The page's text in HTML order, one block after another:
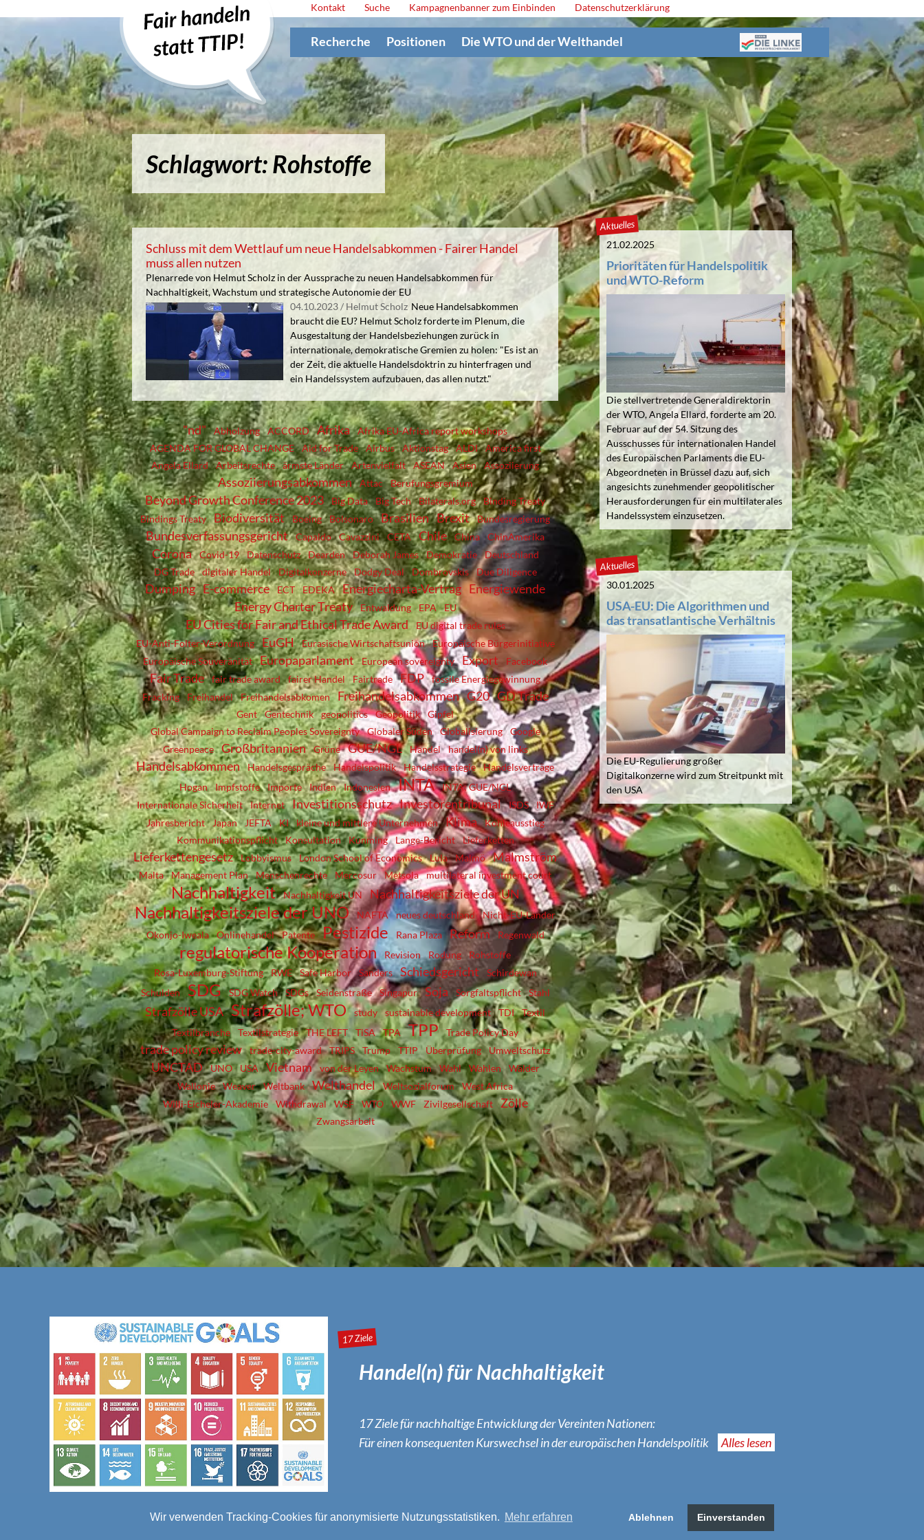
Wir verwenden Tracking-Cookies für anonymisierte Nutzungsstatistiken. Mehr erfahren Ablehnen Einverstanden
Recherche Positionen Die WTO und der Welthandel
Kontakt Suche Kampagnenbanner zum Einbinden Datenschutzerklärung
Schlagwort: Rohstoffe
Schluss mit dem Wettlauf um neue Handelsabkommen - Fairer Handel
muss allen nutzen
Plenarrede von Helmut Scholz in der Aussprache zu neuen Handelsabkommen für
Nachhaltigkeit, Wachstum und strategische Autonomie der EU
04.10.2023
Helmut Scholz Neue Handelsabkommen
braucht die EU? Helmut Scholz forderte im Plenum, die
Ausgestaltung der Handelsbeziehungen zurück in
internationale, demokratische Gremien zu holen: "Es ist an
der Zeit, die aktuelle Handelsdoktrin zu hinterfragen und
ein Handelssystem aufzubauen, das allen nutzt."
"nd" Abholzung ACCORD Afrika
Afrika EU-Africa report workshops
AGENDA FOR GLOBAL CHANGE
Aid for Trade Airbus Aktionstag ALDI
America first
Angela Ellard
Arbeitsrechte ärmste Länder Artenvielfalt ASEAN Asien Assoziierung
Assoziierungsabkommen Attac Berufungsgremium
Beyond Growth Conference 2023 Big Data Big Tech Bilaterals.org
Binding Treaty
Bindings Treaty
Biodiversität Boeing Bolsonaro Brasilien Brexit Bundesregierung
Bundesverfassungsgericht Capaldo Cavazzini CETA Chile China ChinAmerika
Corona Covid-19 Datenschutz Dearden Deborah James Demokratie
Deutschland
DG Trade
digitaler Handel Digitalkonzerne Dodgy Deal Dombrovskis Due Diligence
Dumping E-commerce ECT EDEKA Energiecharta-Vertrag Energiewende
Energy Charter Treaty
Entwaldung EPA EU
EU Cities for Fair and Ethical Trade Award
EU digital trade rules
EU-Anti-Folter-Verordnung
EuGH Eurasische Wirtschaftsunion
Europäische Bürgerinitiative
Europäische Souveränität
Europaparlament European sovereignty Export Facebook
Fair Trade fair trade award fairer Handel Fairtrade FDP
fossile Energiegewinnung
Fracking
Freihandel Freihandelsabkomen Freihandelsabkommen G20 GD Trade
Gent Gentechnik geopolitics Geopolitik
Gipfel
Global Campaign to Reclaim Peoples Sovereignty
Globaler Süden Globalisierung
Google
Greenpeace
Großbritannien Grüne GUE/NGL Handel handel(n) von links
Handelsabkommen Handelsgespräche Handelspolitik Handelsstrategie
Handelsverträge
Hogan
Impfstoffe Importe Indien Indonesien INTA
INTA; GUE/NGL
Internationale Sicherheit
Internet Investitionsschutz Investorentribunal ISDS
IWF
Jahresbericht
Japan JEFTA KI kleine und mittlere Unternehmen Klima
Kohleausstieg
Kommunikationspflicht
Konsultation Kunming Lange-Bericht Lieferketten
Lieferkettengesetz Lobbyismus London School of Economics Lula Malmö Malmström
Malta Management Plan Menschenrechte Mercosur Metsola multilateral investment court
Nachhaltigkeit Nachhaltigkeit UN Nachhaltigkeitsziele der UN
Nachhaltigkeitsziele der UNO NAFTA neues deutschland
Nicht-EU-Länder
Okonjo-Iweala
Onlinehandel Patente Pestizide Rana Plaza Reform Regenwald
regulatorische Kooperation Revision Rodung
Rohstoffe
Rosa-Luxemburg-Stiftung
RWE Safe Harbor Sanders Schiedsgericht
Schirdewan
Schulden
SDG SDG Watch SDGs Seidenstraße Singapur Soja Sorgfaltspflicht Stahl
Strafzölle USA Strafzölle; WTO study sustainable development TDI
Textil
Textilbranche
Textilstrategie THE LEFT TiSA TPA TPP Trade Policy Day
trade policy review trade-city-award TRIPS Trump TTIP Überprüfung Umweltschutz
UNCTAD UNO USA Vietnam von der Leyen Wachstum Wahl Wahlen
Wälder
Wallonie
Weaver Weltbank Welthandel Weltsozialforum
West Africa
Willi-Eicheler-Akademie
Withdrawal WSF WTO WWF Zivilgesellschaft Zölle
Zwangsarbeit
Aktuelles
21.02.2025
Prioritäten für Handelspolitik
und WTO-Reform
Die stellvertretende Generaldirektorin
der WTO, Angela Ellard, forderte am 20.
Februar auf der 54. Sitzung des
Ausschusses für internationalen Handel
des Europäischen Parlaments die EU-
Abgeordneten in Brüssel dazu auf, sich
angesichts zunehmender geopolitischer
Herausforderungen für ein multilaterales
Handelssystem einzusetzen.
Aktuelles
30.01.2025
USA-EU: Die Algorithmen und
das transatlantische Verhältnis
Die EU-Regulierung großer
Digitalkonzerne wird zum Streitpunkt mit
den USA
17 Ziele
Handel(n) für Nachhaltigkeit
17 Ziele für nachhaltige Entwicklung der Vereinten Nationen:
Für einen konsequenten Kurswechsel in der europäischen Handelspolitik
Alles lesen